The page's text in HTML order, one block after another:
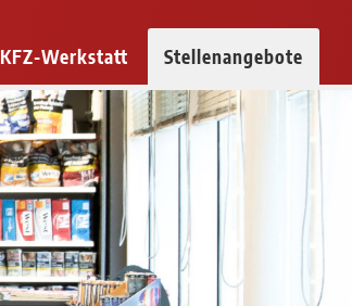
KFZ-Werkstatt Stellenangebote